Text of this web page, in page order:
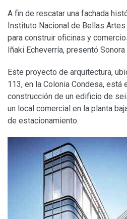
A fin de rescatar una fachada
Instituto Nacional de Bellas
para construir oficinas y
Iñaki Echeverría, presentó Sonora
Este proyecto de arquitectura,
113, en la Colonia Condesa, está
construcción de un edificio de
un local comercial en la planta
de estacionamiento.